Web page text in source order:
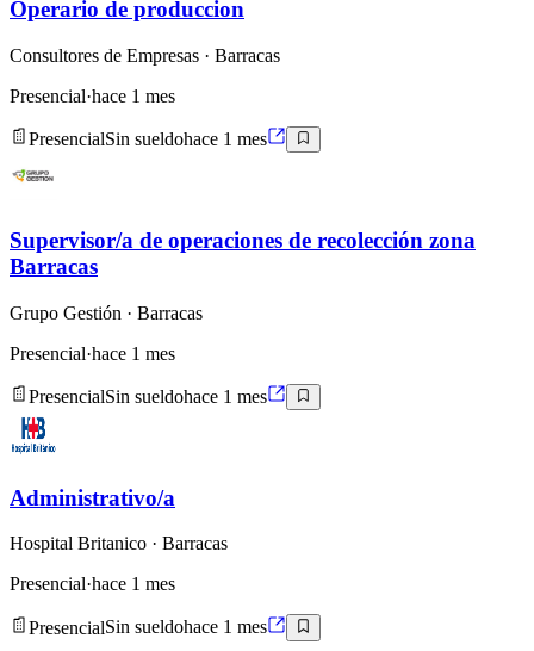
Operario de produccion
Consultores de Empresas · Barracas
Presencial·hace 1 mes
PresencialSin sueldohace 1 mes
Supervisor/a de operaciones de recolección zona
Barracas
Grupo Gestión · Barracas
Presencial·hace 1 mes
PresencialSin sueldohace 1 mes
Administrativo/a
Hospital Britanico · Barracas
Presencial·hace 1 mes
PresencialSin sueldohace 1 mes